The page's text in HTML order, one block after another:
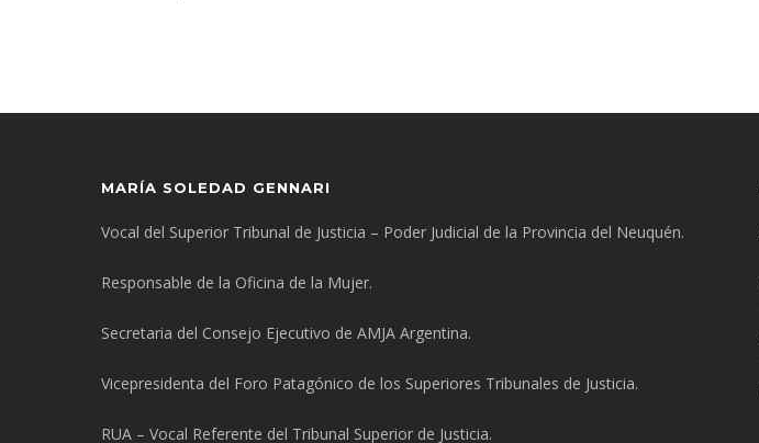
MARÍA SOLEDAD GENNARI
Vocal del Superior Tribunal de Justicia – Poder Judicial de la Provincia del Neuquén.
Responsable de la Oficina de la Mujer.
Secretaria del Consejo Ejecutivo de AMJA Argentina.
Vicepresidenta del Foro Patagónico de los Superiores Tribunales de Justicia.
RUA – Vocal Referente del Tribunal Superior de Justicia.